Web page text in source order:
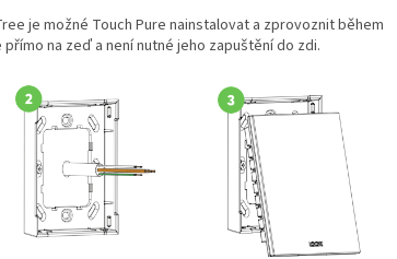
je možné Touch Pure nainstalovat a zprovoznit během
na zeď a není nutné jeho zapuštění do zdi.